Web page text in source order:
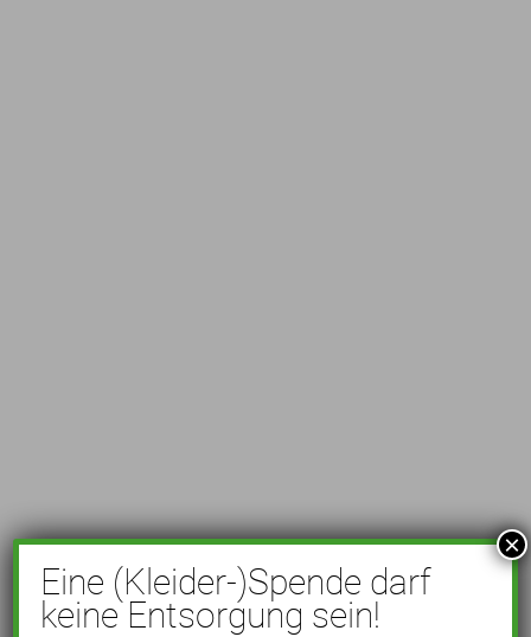
Eine (Kleider-)Spende darf
keine Entsorgung sein!
×